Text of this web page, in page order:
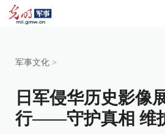
军事文化 >
日军侵华历史影像
行——守护真相 维